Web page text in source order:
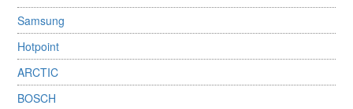
Samsung
Hotpoint
ARCTIC
BOSCH